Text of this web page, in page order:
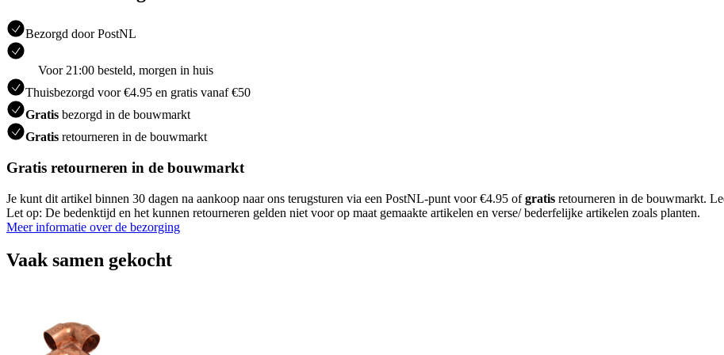
Bezorgd door PostNL
Voor 21:00 besteld, morgen in huis
Thuisbezorgd voor €4.95 en gratis vanaf €50
Gratis bezorgd in de bouwmarkt
Gratis retourneren in de bouwmarkt
Gratis retourneren in de bouwmarkt
Je kunt dit artikel binnen 30 dagen na aankoop naar ons terugsturen via een PostNL-punt voor €4.95 ofgratis retourneren in de bouwmarkt.
Let op: De bedenktijd en het kunnen retourneren gelden niet voor op maat gemaakte artikelen en verse/ bederfelijke artikelen zoals planten.
Meer informatie over de bezorging
Vaak samen gekocht